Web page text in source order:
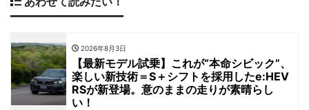
2026年8月3日
【最新モデル試乗】これが“本命シビック”、
楽しい新技術＝S＋シフトを採用したe:HEV
RSが新登場。意のままの走りが素晴らし
い！